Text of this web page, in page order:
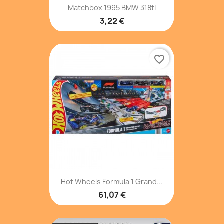
Matchbox 1995 BMW 318ti
3,22 €
Hot Wheels Formula 1 Grand...
61,07 €
favorite_border